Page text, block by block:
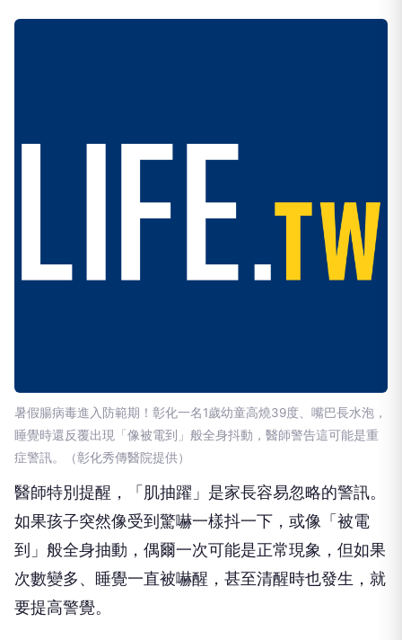
暑假腸病毒進入防範期！彰化一名1歲幼童高燒39度、嘴巴長水泡，
睡覺時還反覆出現「像被電到」般全身抖動，醫師警告這可能是重
症警訊。（彰化秀傳醫院提供）
醫師特別提醒，「肌抽躍」是家長容易忽略的警訊。
如果孩子突然像受到驚嚇一樣抖一下，或像「被電
到」般全身抽動，偶爾一次可能是正常現象，但如果
次數變多、睡覺一直被嚇醒，甚至清醒時也發生，就
要提高警覺。